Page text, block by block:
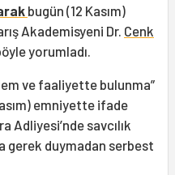
bugün (12 Kasım)
Akademisyeni Dr. Cenk
yorumladı.
ve faaliyette bulunma”
emniyette ifade
Adliyesi’nde savcılık
gerek duymadan serbest